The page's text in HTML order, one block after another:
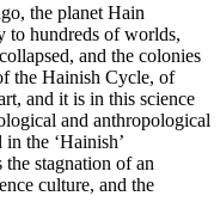
the planet Hain
to hundreds of worlds,
and the colonies
the Hainish Cycle, of
and it is in this science
and anthropological
the ‘Hainish’
the stagnation of an
culture, and the